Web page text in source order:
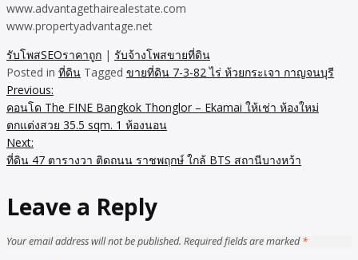
www.advantagethairealestate.com
www.propertyadvantage.net
รับโพสSEOราคาถูก | รับจ้างโพสขายที่ดิน
Posted in ที่ดิน Tagged ขายที่ดิน 7-3-82 ไร่ ห้วยกระเจา กาญจนบุรี
Post
navigation
Previous:
คอนโด The FINE Bangkok Thonglor – Ekamai ให้เช่า ห้องใหม่
ตกแต่งสวย 35.5 sqm. 1 ห้องนอน
Next:
ที่ดิน 47 ตารางวา ติดถนน ราชพฤกษ์ ใกล้ BTS สถานีบางหว้า
Leave a Reply
Your email address will not be published. Required fields are marked*